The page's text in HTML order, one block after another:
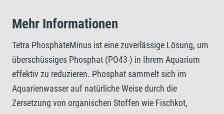
Mehr Informationen
Tetra PhosphateMinus ist eine zuverlässige Lösung, um
überschüssiges Phosphat (PO43-) in Ihrem Aquarium
effektiv zu reduzieren. Phosphat sammelt sich im
Aquarienwasser auf natürliche Weise durch die
Zersetzung von organischen Stoffen wie Fischkot,